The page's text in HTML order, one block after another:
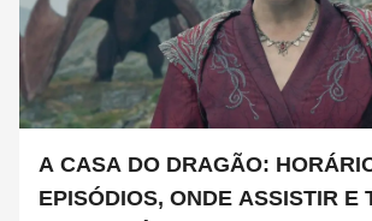
A CASA DO DRAGÃO:
EPISÓDIOS, ONDE ASSISTIR E